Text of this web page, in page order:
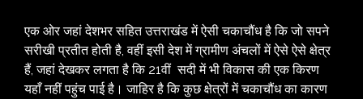
एक ओर जहां देशभर सहित उत्तराखंड में ऐसी चकाचौंध है कि जो सपने
सरीखी प्रतीत होती है, वहीं इसी देश में ग्रामीण अंचलों में ऐसे ऐसे क्षेत्र
हैं, जहां देखकर लगता है कि 21वीं सदी में भी विकास की एक किरण
यहाँ नहीं पहुंच पाई है। जाहिर है कि कुछ क्षेत्रों में चकाचौंध का कारण